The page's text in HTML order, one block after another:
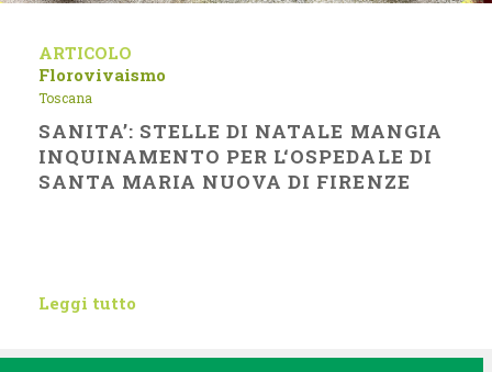
ARTICOLO
Florovivaismo
Toscana
SANITA’: STELLE DI NATALE MANGIA
INQUINAMENTO PER L‘OSPEDALE DI
SANTA MARIA NUOVA DI FIRENZE
Leggi tutto